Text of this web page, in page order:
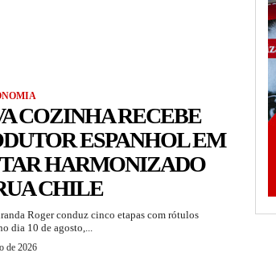
COZINHA RECEBE
ESPANHOL EM
HARMONIZADO
CHILE
Roger conduz cinco etapas com rótulos
dia 10 de agosto,...
de 2026